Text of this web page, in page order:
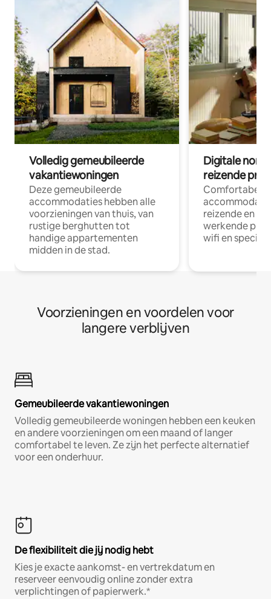
Volledig gemeubileerde
vakantiewoningen
Deze gemeubileerde
accommodaties hebben alle
voorzieningen van thuis, van
rustige berghutten tot
handige appartementen
midden in de stad.
Digitale
reizende
Comfortabele
reizende en
werkende
wifi en
Voorzieningen en voordelen voor
langere verblijven
Gemeubileerde vakantiewoningen
Volledig gemeubileerde woningen hebben een keuken
en andere voorzieningen om een maand of langer
comfortabel te leven. Ze zijn het perfecte alternatief
voor een onderhuur.
De flexibiliteit die jij nodig hebt
Kies je exacte aankomst- en vertrekdatum en
reserveer eenvoudig online zonder extra
verplichtingen of papierwerk.*